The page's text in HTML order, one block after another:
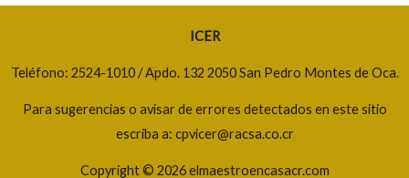
ICER
Teléfono: 2524-1010 / Apdo. 132 2050 San Pedro Montes de Oca.
Para sugerencias o avisar de errores detectados en este sitio
escriba a: cpvicer@racsa.co.cr
Copyright © 2026 elmaestroencasacr.com